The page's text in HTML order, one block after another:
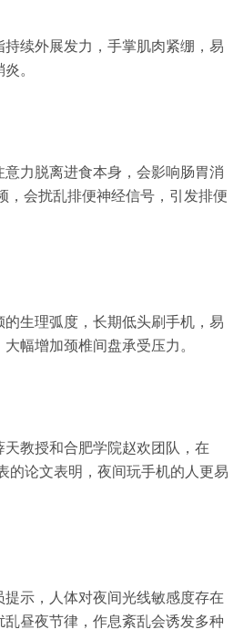
续外展发力，手掌肌肉紧绷，易
。
力脱离进食本身，会影响肠胃消
，会扰乱排便神经信号，引发排便
的生理弧度，长期低头刷手机，易
幅增加颈椎间盘承受压力。
天教授和合肥学院赵欢团队，在
的论文表明，夜间玩手机的人更易
示，人体对夜间光线敏感度存在
昼夜节律，作息紊乱会诱发多种